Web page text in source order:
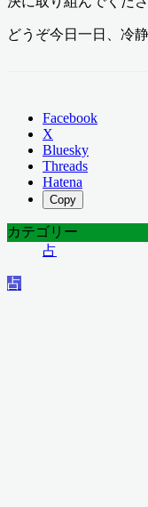
どうぞ今日一日、冷
Facebook
X
Bluesky
Threads
Hatena
Copy
カテゴリー
占
占